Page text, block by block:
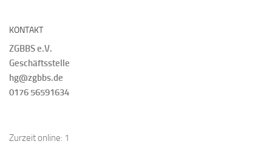
KONTAKT
ZGBBS e.V.
Geschäftsstelle
hg@zgbbs.de
0176 56591634
Zurzeit online: 1